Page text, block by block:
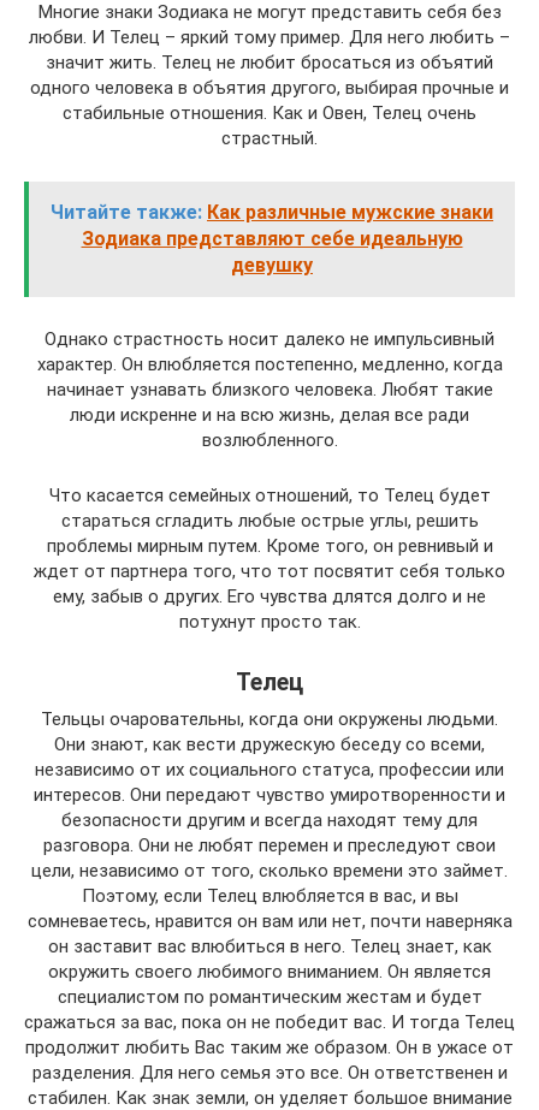
Многие знаки Зодиака не могут представить себя без
любви. И Телец – яркий тому пример. Для него любить –
значит жить. Телец не любит бросаться из объятий
одного человека в объятия другого, выбирая прочные и
стабильные отношения. Как и Овен, Телец очень
страстный.
Читайте также: Как различные мужские знаки
Зодиака представляют себе идеальную
девушку
Однако страстность носит далеко не импульсивный
характер. Он влюбляется постепенно, медленно, когда
начинает узнавать близкого человека. Любят такие
люди искренне и на всю жизнь, делая все ради
возлюбленного.
Что касается семейных отношений, то Телец будет
стараться сгладить любые острые углы, решить
проблемы мирным путем. Кроме того, он ревнивый и
ждет от партнера того, что тот посвятит себя только
ему, забыв о других. Его чувства длятся долго и не
потухнут просто так.
Телец
Тельцы очаровательны, когда они окружены людьми.
Они знают, как вести дружескую беседу со всеми,
независимо от их социального статуса, профессии или
интересов. Они передают чувство умиротворенности и
безопасности другим и всегда находят тему для
разговора. Они не любят перемен и преследуют свои
цели, независимо от того, сколько времени это займет.
Поэтому, если Телец влюбляется в вас, и вы
сомневаетесь, нравится он вам или нет, почти наверняка
он заставит вас влюбиться в него. Телец знает, как
окружить своего любимого вниманием. Он является
специалистом по романтическим жестам и будет
сражаться за вас, пока он не победит вас. И тогда Телец
продолжит любить Вас таким же образом. Он в ужасе от
разделения. Для него семья это все. Он ответственен и
стабилен. Как знак земли, он уделяет большое внимание